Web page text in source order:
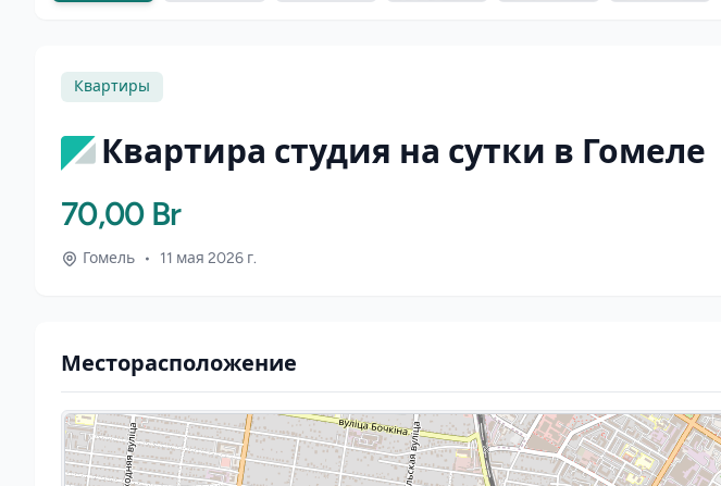
Квартиры
Квартира студия на сутки в Гомеле
70,00 Br
Гомель • 11 мая 2026 г.
Месторасположение